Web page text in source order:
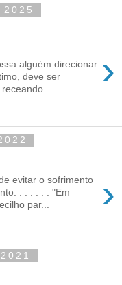
›
alguém direcionar
deve ser
›
evitar o sofrimento
. . . . . . "Em
par...